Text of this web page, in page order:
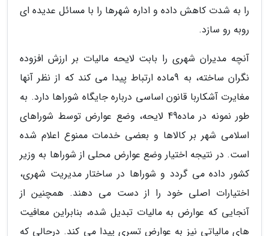
را به شدت کاهش داده و اداره شهرها را با مسائل عدیده ای
روبه رو سازد.
آنچه مدیران شهری را بابت لایحه مالیات بر ارزش افزوده
نگران ساخته، به 9ماده ارتباط پیدا می کند که از نظر آنها
مغایرت آشکاربا قانون اساسی درباره جایگاه شوراها دارد. به
طور نمونه در ماده49 لایحه، وضع عوارض توسط شوراهای
اسلامی شهر بر کالاها و بعضی خدمات ممنوع اعلام شده
است. در نتیجه اختیار وضع عوارض محلی از شوراها به وزیر
کشور داده می گردد و شوراها در ساختار مدیریت شهری،
اختیارات اصلی خود را از دست می دهند. همچنین از
آنجایی که عوارض به مالیات تبدیل شده، بنابراین معافیت
های مالیاتی نیز به عوارض تسری پیدا می کند. درحالی که